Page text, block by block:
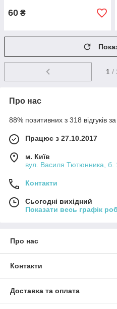
60 ₴
1 /
Про нас
88% позитивних з 318 відгуків за
Працює з 27.10.2017
м. Київ
вул. Василя Тютюнника, б.
Контакти
Сьогодні вихідний
Показати весь графік
Про нас
Контакти
Доставка та оплата